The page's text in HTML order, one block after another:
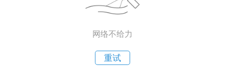
网络不给力
重试